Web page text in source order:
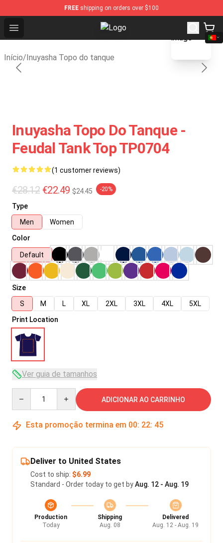
FREE shipping on orders over $100
Open menu Inuyasha Store - Official Inuyasha
Início/Inuyasha Topo do tanque
blank template
Inuyasha Topo Do Tanque -
Feudal Tank Top TP0704
(1 customer reviews)
€28.12 €22.49 $24.45 -20%
Type
Men
Women
Color
Default
Size
S
M L XL 2XL 3XL 4XL
5XL
Print Location
Ver guia de tamanhos
ADICIONAR AO CARRINHO
Esta promoção termina em 00: 22: 45
Deliver to United States
Cost to ship: $6.99
Standard - Order today to get byAug. 12 - Aug. 19
Production
Today
Shipping
Aug. 08
Delivered
Aug. 12 - Aug. 19